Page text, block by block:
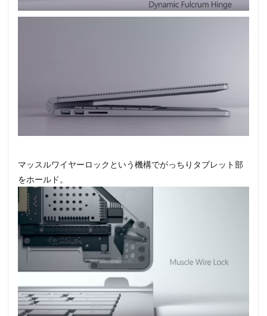
マッスルワイヤーロックという機構でがっちりタブレット部
をホールド。